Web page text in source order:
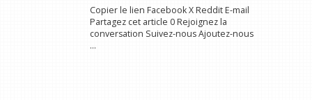
Copier le lien Facebook X Reddit E-mail
Partagez cet article 0 Rejoignez la
conversation Suivez-nous Ajoutez-nous
...